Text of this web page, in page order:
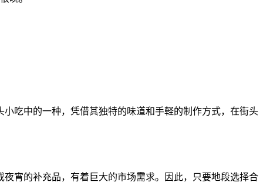
吃中的一种，凭借其独特的味道和手軽的制作方式，在街头
宵的补充品，有着巨大的市场需求。因此，只要地段选择合